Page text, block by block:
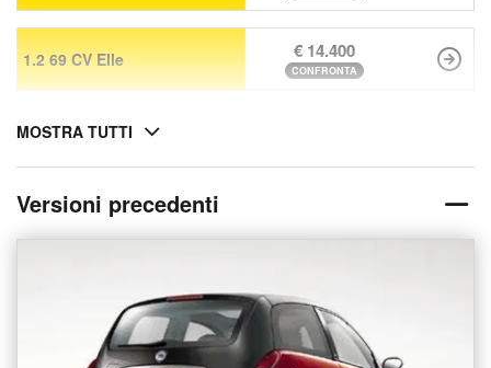
1.2 69 CV Elle € 14.400
CONFRONTA
MOSTRA TUTTI
Versioni precedenti